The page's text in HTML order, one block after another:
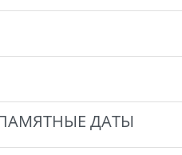
ДАТЫ